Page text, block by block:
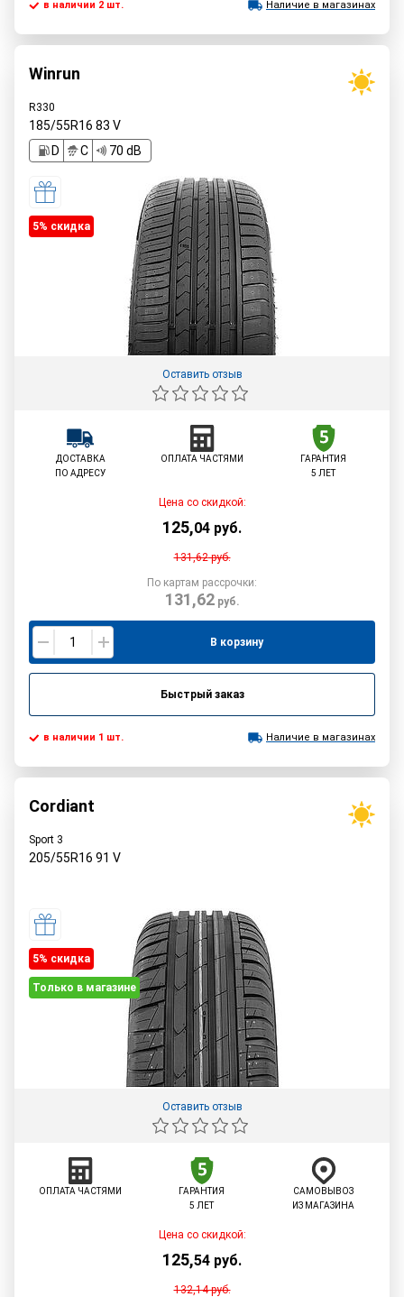
в наличии 2 шт. Наличие в магазинах
Winrun
R330
185/55R16 83 V
D
C 70 dB
5% cкидка
Оставить отзыв
ДОСТАВКА
ПО АДРЕСУ
ОПЛАТА ЧАСТЯМИ
ГАРАНТИЯ
5 ЛЕТ
Цена со скидкой:
125,04 руб.
131,62руб.
По картам рассрочки:
131,62руб.
В корзину
Быстрый заказ
в наличии 1 шт. Наличие в магазинах
Cordiant
Sport 3
205/55R16 91 V
5% cкидка
Только в магазине
Оставить отзыв
ОПЛАТА ЧАСТЯМИ
ГАРАНТИЯ
5 ЛЕТ
САМОВЫВОЗ
ИЗ МАГАЗИНА
Цена со скидкой:
125,54 руб.
132,14руб.